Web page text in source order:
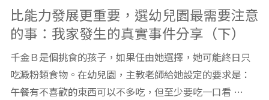
生
家
長
路
上，
每
比能力發展更重要，選幼兒園最需要注意
的事：我家發生的真實事件分享（下）
千金Ｂ是個挑食的孩子，如果任由她選擇，她可能終日只
吃澱粉類食物。在幼兒園，主教老師給她設定的要求是：
午餐有不喜歡的東西可以不多吃，但至少要吃一口看 …